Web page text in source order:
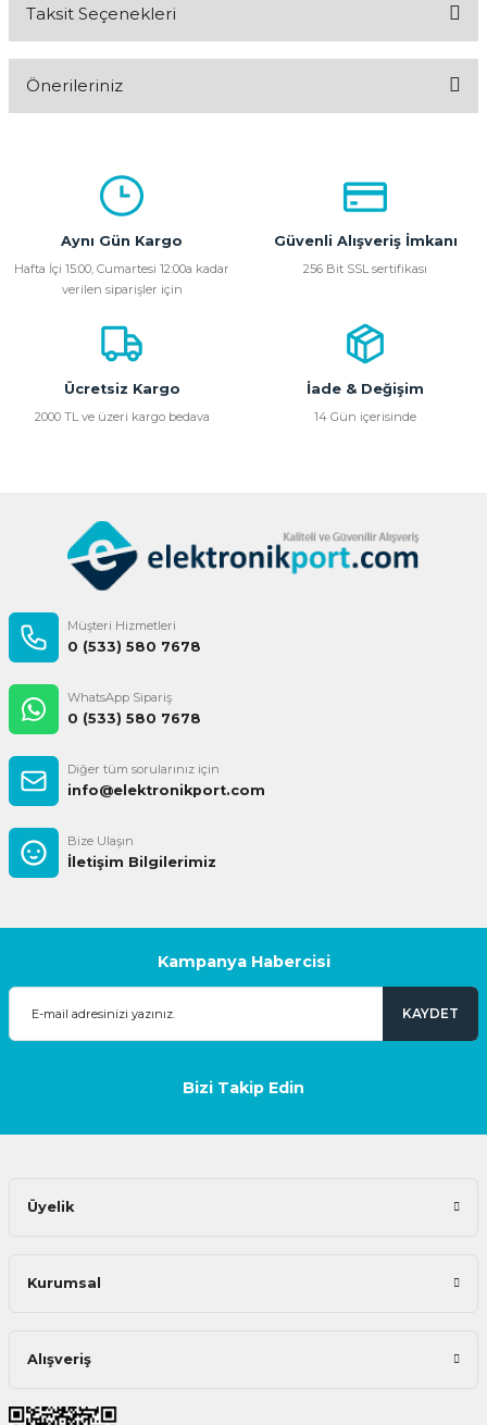
Taksit Seçenekleri
Önerileriniz
kullanarak tarafımıza iletebilirsiniz.
Görüş ve önerileriniz için teşekkür ederiz.
Ürün açıklamasında eksik bilgiler bulunuyor.
Ürün bilgilerinde hatalar bulunuyor.
Ürün fiyatı diğer sitelerden daha pahalı.
Bu ürüne benzer farklı alternatifler olmalı.
Aynı Gün Kargo
Hafta İçi 15:00, Cumartesi 12:00a kadar
verilen siparişler için
Güvenli Alışveriş İmkanı
256 Bit SSL sertifikası
Ücretsiz Kargo
2000 TL ve üzeri kargo bedava
İade & Değişim
14 Gün içerisinde
Müşteri Hizmetleri
0 (533) 580 7678
WhatsApp Sipariş
0 (533) 580 7678
Diğer tüm sorularınız için
info@elektronikport.com
Bize Ulaşın
İletişim Bilgilerimiz
Kampanya Habercisi
KAYDET
Bizi Takip Edin
Üyelik
Kurumsal
Alışveriş